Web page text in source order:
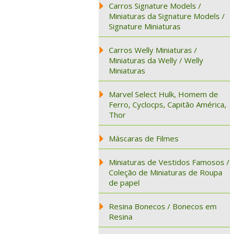
Carros Signature Models /
Miniaturas da Signature Models /
Signature Miniaturas
Carros Welly Miniaturas /
Miniaturas da Welly / Welly
Miniaturas
Marvel Select Hulk, Homem de
Ferro, Cyclocps, Capitão América,
Thor
Máscaras de Filmes
Miniaturas de Vestidos Famosos /
Coleção de Miniaturas de Roupa
de papel
Resina Bonecos / Bonecos em
Resina